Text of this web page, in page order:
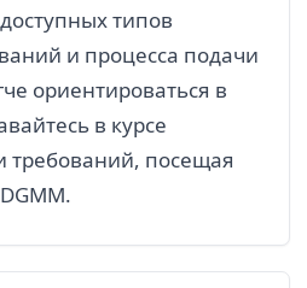
типов
и процесса подачи
ориентироваться в
в курсе
требований, посещая